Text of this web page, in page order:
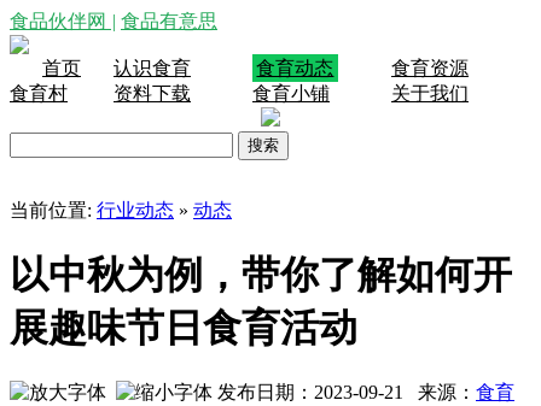
食品伙伴网 | 食品有意思
首页 认识食育 食育动态
食育资源
食育村
资料下载 食育小铺 关于我们
当前位置: 行业动态 » 动态
以中秋为例，带你了解如何开
展趣味节日食育活动
发布日期：2023-09-21 来源： 食育